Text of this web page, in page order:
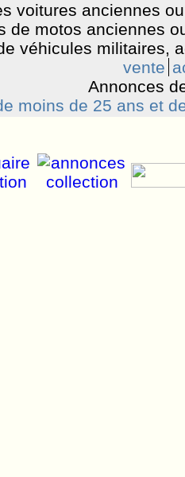
voitures anciennes
de motos anciennes
véhicules militaires,
vente
Annonces
moins de 25 ans et